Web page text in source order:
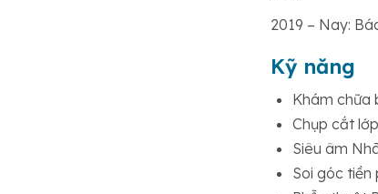
2019 – Nay:
Kỹ năng
Khám chữa
Chụp cắt
Siêu âm
Soi góc tiền